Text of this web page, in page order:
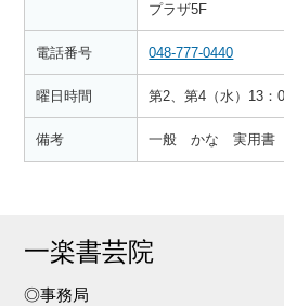
プラザ5F
電話番号 048-777-0440
曜日時間 第2、第4（水）13：
備考 一般 かな 実用書
一楽書芸院
◎事務局